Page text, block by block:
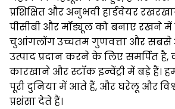
प्रशिक्षित और अनुभवी हार्डवेयर
पीसीबी और मॉड्यूल को बनाए रखने में
चुआंगलोंग उच्चतम गुणवत्ता और सबसे
उत्पाद प्रदान करने के लिए समर्पित है,
कारखाने और स्टॉक इन्वेंट्री में बड़े हैं।
पूरी दुनिया में आते हैं, और घरेलू और
प्रशंसा देते हैं।